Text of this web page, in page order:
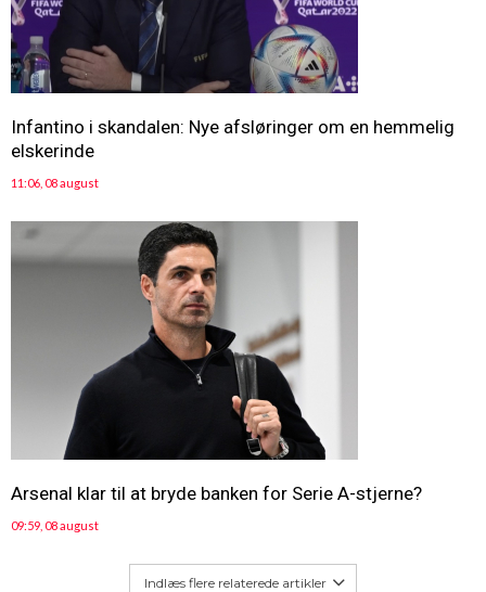
Infantino i skandalen: Nye afsløringer om en hemmelig
elskerinde
11:06, 08 august
Arsenal klar til at bryde banken for Serie A-stjerne?
09:59, 08 august
Indlæs flere relaterede artikler